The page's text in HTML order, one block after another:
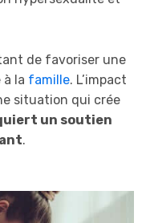
de favoriser une
la famille. L’impact
situation qui crée
un soutien
.